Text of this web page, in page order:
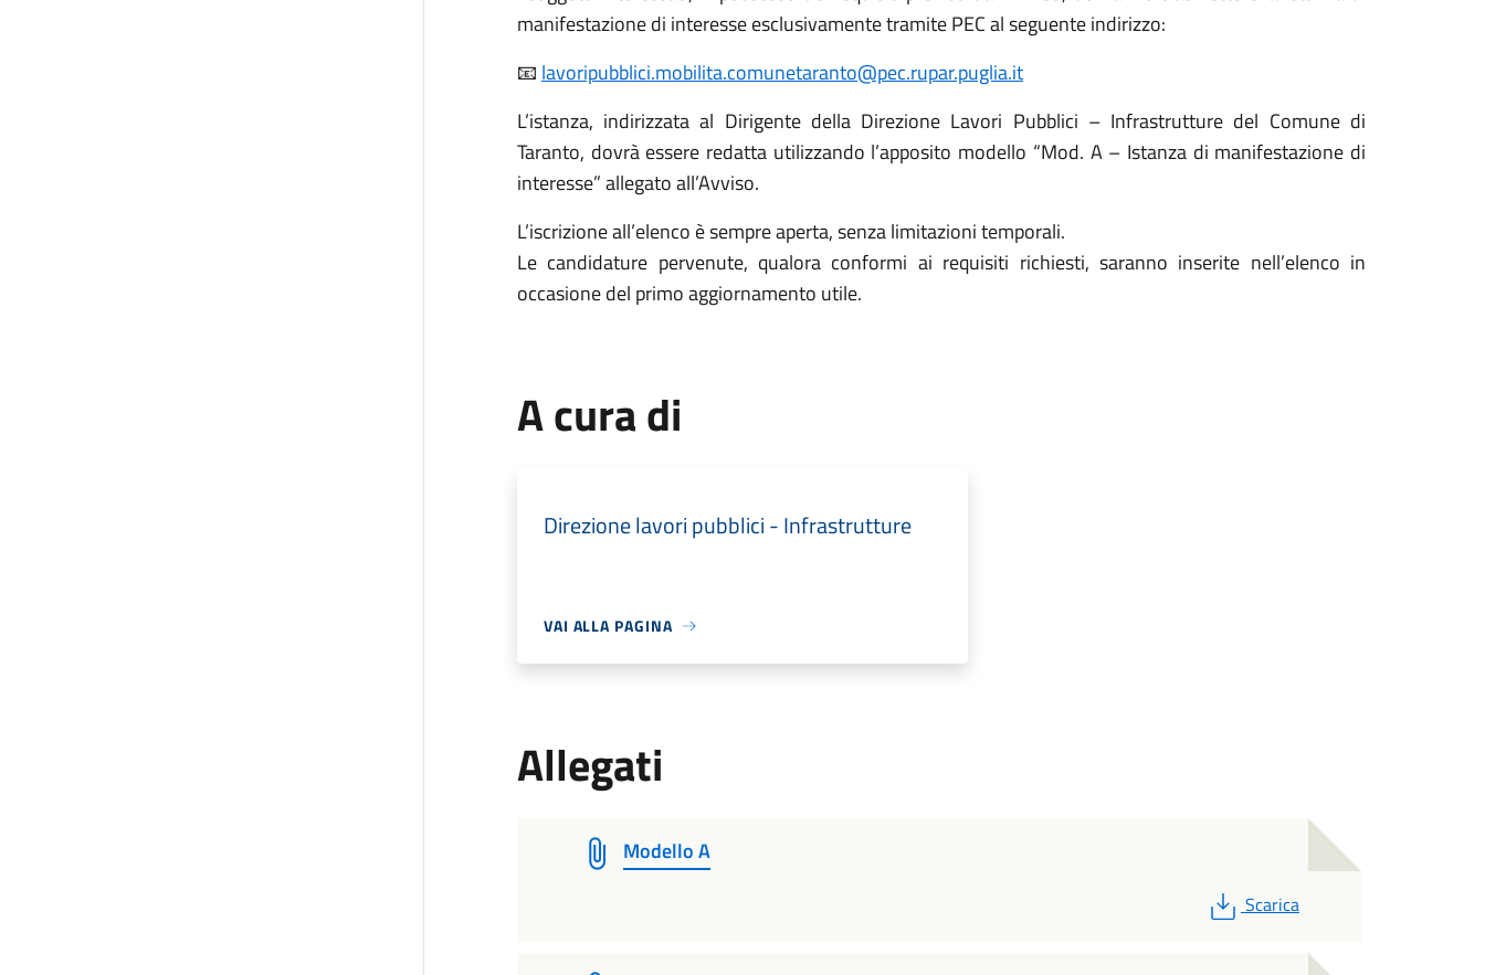
manifestazione di interesse esclusivamente tramite PEC al seguente indirizzo:
📧 lavoripubblici.mobilita.comunetaranto@pec.rupar.puglia.it
L’istanza, indirizzata al Dirigente della Direzione Lavori Pubblici – Infrastrutture del Comune di
Taranto, dovrà essere redatta utilizzando l’apposito modello “Mod. A – Istanza di manifestazione di
interesse” allegato all’Avviso.
L’iscrizione all’elenco è sempre aperta, senza limitazioni temporali.
Le candidature pervenute, qualora conformi ai requisiti richiesti, saranno inserite nell’elenco in
occasione del primo aggiornamento utile.
A cura di
Direzione lavori pubblici - Infrastrutture
VAI ALLA PAGINA
Allegati
Modello A
PDF
Scarica